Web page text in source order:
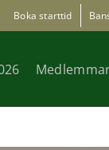
Boka starttid